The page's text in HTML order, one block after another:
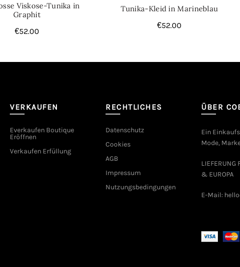
Viskose-Tunika in
Graphit
€52.00
Tunika-Kleid in Marineblau
€52.00
VERKAUFEN
Everkaufen Boutique
Eröffnen
Verkaufen Erfüllung
RECHTLICHES
Datenschutz
Cookies
AGB
Impressum
Nutzungsbedingungen
ÜBER
Ein
Mode,
LIEFERUNG
& EUROPA
E-Mail: